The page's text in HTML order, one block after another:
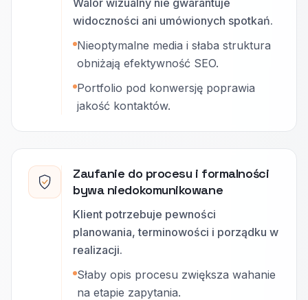
Walor wizualny nie gwarantuje
widoczności ani umówionych spotkań.
Nieoptymalne media i słaba struktura
obniżają efektywność SEO.
Portfolio pod konwersję poprawia
jakość kontaktów.
Zaufanie do procesu i formalności
bywa niedokomunikowane
Klient potrzebuje pewności
planowania, terminowości i porządku w
realizacji.
Słaby opis procesu zwiększa wahanie
na etapie zapytania.